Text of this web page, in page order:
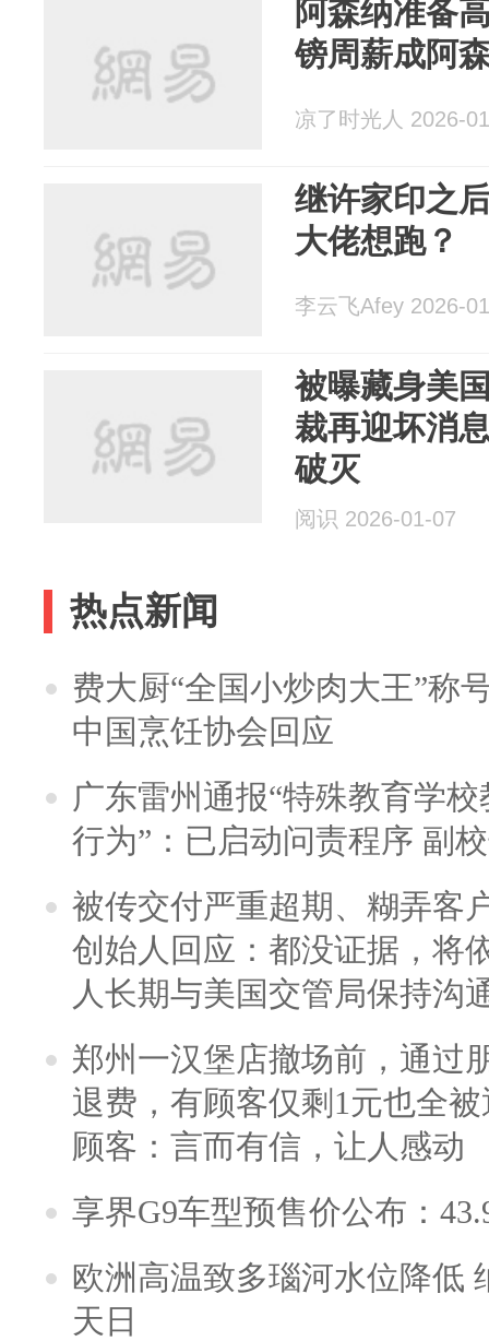
阿森纳准备
镑周薪成阿
凉了时光人 2026-
继许家印之
大佬想跑？
李云飞Afey 2026-
被曝藏身美
裁再迎坏消
破灭
阅识 2026-01-07
热点新闻
费大厨“全国小炒肉大王”称
中国烹饪协会回应
广东雷州通报“特殊教育学
行为”：已启动问责程序 副
被传交付严重超期、糊弄客
创始人回应：都没证据，将
人长期与美国交管局保持沟
郑州一汉堡店撤场前，通过
退费，有顾客仅剩1元也全
顾客：言而有信，让人感动
享界G9车型预售价公布：
欧洲高温致多瑙河水位降低
天日